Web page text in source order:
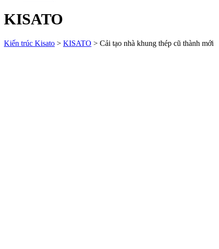
KISATO
Kiến trúc Kisato > KISATO > Cải tạo nhà khung thép cũ thành mới